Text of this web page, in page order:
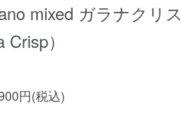
mixed ガラナクリス
）
円(税込)